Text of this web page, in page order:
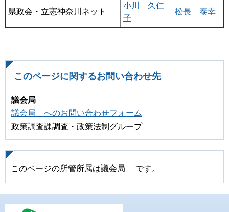
県政会・立憲神奈川ネット
小川 久仁
子
松長 泰幸
このページに関するお問い合わせ先
議会局
議会局 へのお問い合わせフォーム
政策調査課調査・政策法制グループ
このページの所管所属は議会局 です。